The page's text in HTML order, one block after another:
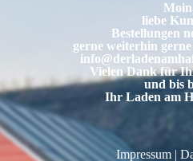
liebe
Bestellungen
gerne weiterhin
Vielen Dank für
und bis
Ihr Laden am
Impressum |